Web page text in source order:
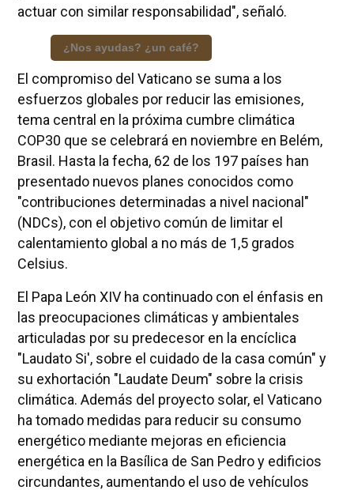
actuar con similar responsabilidad", señaló.
¿Nos ayudas? ¿un café?
El compromiso del Vaticano se suma a los
esfuerzos globales por reducir las emisiones,
tema central en la próxima cumbre climática
COP30 que se celebrará en noviembre en Belém,
Brasil. Hasta la fecha, 62 de los 197 países han
presentado nuevos planes conocidos como
"contribuciones determinadas a nivel nacional"
(NDCs), con el objetivo común de limitar el
calentamiento global a no más de 1,5 grados
Celsius.
El Papa León XIV ha continuado con el énfasis en
las preocupaciones climáticas y ambientales
articuladas por su predecesor en la encíclica
"Laudato Si', sobre el cuidado de la casa común" y
su exhortación "Laudate Deum" sobre la crisis
climática. Además del proyecto solar, el Vaticano
ha tomado medidas para reducir su consumo
energético mediante mejoras en eficiencia
energética en la Basílica de San Pedro y edificios
circundantes, aumentando el uso de vehículos